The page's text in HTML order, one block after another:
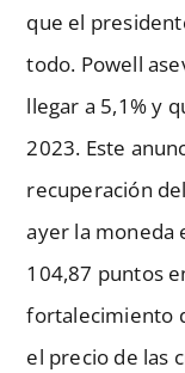
que el
todo. Powell
llegar a 5,1% y
2023. Este
recuperación
ayer la moneda
104,87 puntos
fortalecimiento
el precio de las